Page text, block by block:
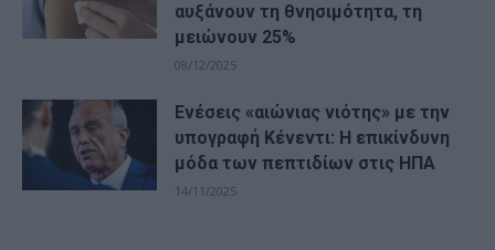
αυξάνουν τη θνησιμότητα, τη
μειώνουν 25%
08/12/2025
Ενέσεις «αιώνιας νιότης» με την
υπογραφή Κένεντι: Η επικίνδυνη
μόδα των πεπτιδίων στις ΗΠΑ
14/11/2025